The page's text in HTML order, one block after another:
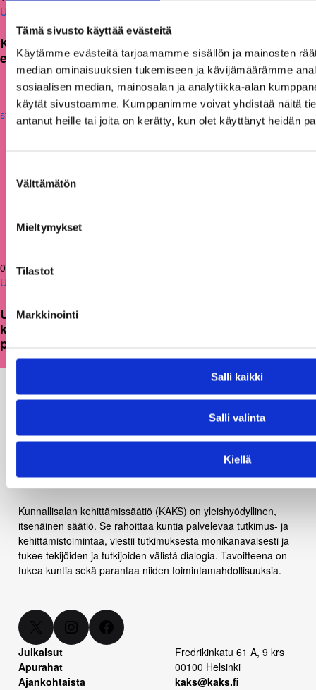
Tämä sivusto käyttää evästeitä
Käytämme evästeitä tarjoamamme sisällön ja mainosten
median ominaisuuksien tukemiseen ja kävijämäärämme
sosiaalisen median, mainosalan ja analytiikka-alan
käytät sivustoamme. Kumppanimme voivat yhdistää näitä
antanut heille tai joita on kerätty, kun olet käyttänyt heidän
valinta
Välttämätön
Mieltymykset
Tilastot
Markkinointi
Salli kaikki
Salli valinta
Kiellä
Uutiset
KAKS teki apurahapäätökset vuoden 2026
ensimmäisestä hausta
05.03.2026
Uutiset
Uusi julkaisu: Kuntien on tarkasteltava
kulttuuritoimintaansa strategisesti ja
pitkäjänteisesti
Kunnallisalan kehittämissäätiö (KAKS) on yleishyödyllinen,
itsenäinen säätiö. Se rahoittaa kuntia palvelevaa tutkimus- ja
kehittämistoimintaa, viestii tutkimuksesta monikanavaisesti ja
tukee tekijöiden ja tutkijoiden välistä dialogia. Tavoitteena on
tukea kuntia sekä parantaa niiden toimintamahdollisuuksia.
X Instagram Facebook
Julkaisut
Apurahat
Ajankohtaista
Fredrikinkatu 61 A, 9 krs
00100 Helsinki
kaks@kaks.fi